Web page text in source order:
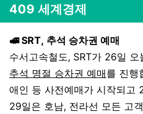
409 세계경제
🚅 SRT, 추석 승차권 예매
수서고속철도, SRT가 26일 오
추석 명절 승차권 예매를 진행
애인 등 사전예매가 시작되고
29일은 호남, 전라선 모든 고